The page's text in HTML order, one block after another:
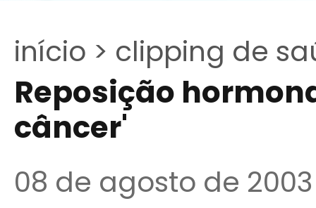
início > clipping de
Reposição
câncer'
08 de agosto de 2003